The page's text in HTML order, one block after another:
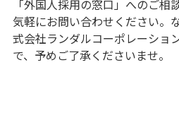
インターンシップ
特定活動
介護
医療
・研修
「外国人採用の窓口」へのご
気軽にお問い合わせください。
式会社ランダルコーポレーショ
で、予めご了承くださいませ。